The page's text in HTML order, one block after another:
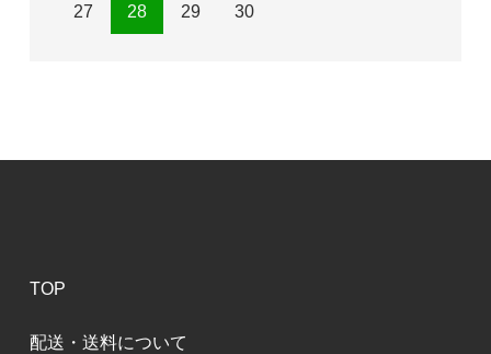
27 28 29 30
TOP
配送・送料について